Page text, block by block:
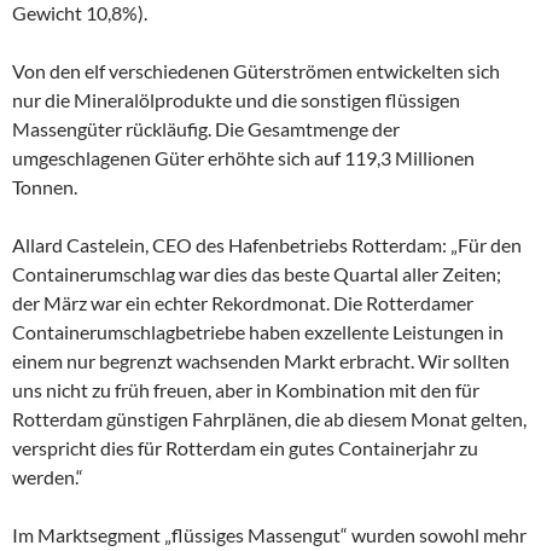
Gewicht 10,8%).
Von den elf verschiedenen Güterströmen entwickelten sich
nur die Mineralölprodukte und die sonstigen flüssigen
Massengüter rückläufig. Die Gesamtmenge der
umgeschlagenen Güter erhöhte sich auf 119,3 Millionen
Tonnen.
Allard Castelein, CEO des Hafenbetriebs Rotterdam: „Für den
Containerumschlag war dies das beste Quartal aller Zeiten;
der März war ein echter Rekordmonat. Die Rotterdamer
Containerumschlagbetriebe haben exzellente Leistungen in
einem nur begrenzt wachsenden Markt erbracht. Wir sollten
uns nicht zu früh freuen, aber in Kombination mit den für
Rotterdam günstigen Fahrplänen, die ab diesem Monat gelten,
verspricht dies für Rotterdam ein gutes Containerjahr zu
werden.“
Im Marktsegment „flüssiges Massengut“ wurden sowohl mehr